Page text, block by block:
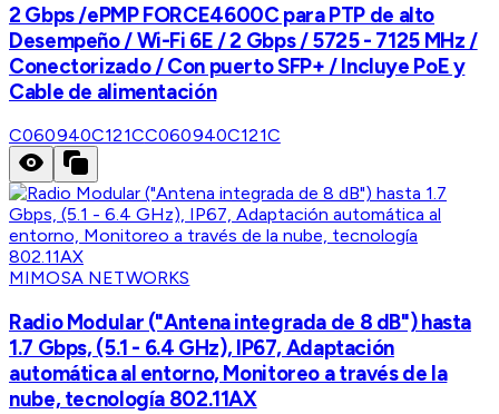
2 Gbps /ePMP FORCE4600C para PTP de alto
Desempeño / Wi-Fi 6E / 2 Gbps / 5725 - 7125 MHz /
Conectorizado / Con puerto SFP+ / Incluye PoE y
Cable de alimentación
C060940C121CC060940C121C
MIMOSA NETWORKS
Radio Modular ("Antena integrada de 8 dB") hasta
1.7 Gbps, (5.1 - 6.4 GHz), IP67, Adaptación
automática al entorno, Monitoreo a través de la
nube, tecnología 802.11AX